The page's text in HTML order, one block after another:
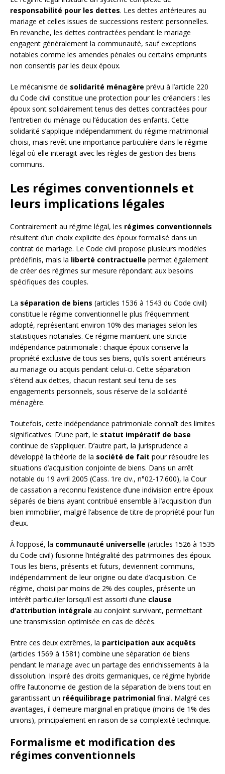
responsabilité pour les dettes. Les dettes antérieures au
mariage et celles issues de successions restent personnelles.
En revanche, les dettes contractées pendant le mariage
engagent généralement la communauté, sauf exceptions
notables comme les amendes pénales ou certains emprunts
non consentis par les deux époux.
Le mécanisme de solidarité ménagère prévu à l’article 220
du Code civil constitue une protection pour les créanciers : les
époux sont solidairement tenus des dettes contractées pour
l’entretien du ménage ou l’éducation des enfants. Cette
solidarité s’applique indépendamment du régime matrimonial
choisi, mais revêt une importance particulière dans le régime
légal où elle interagit avec les règles de gestion des biens
communs.
Les régimes conventionnels et
leurs implications légales
Contrairement au régime légal, les régimes conventionnels
résultent d’un choix explicite des époux formalisé dans un
contrat de mariage. Le Code civil propose plusieurs modèles
prédéfinis, mais la liberté contractuelle permet également
de créer des régimes sur mesure répondant aux besoins
spécifiques des couples.
La séparation de biens (articles 1536 à 1543 du Code civil)
constitue le régime conventionnel le plus fréquemment
adopté, représentant environ 10% des mariages selon les
statistiques notariales. Ce régime maintient une stricte
indépendance patrimoniale : chaque époux conserve la
propriété exclusive de tous ses biens, qu’ils soient antérieurs
au mariage ou acquis pendant celui-ci. Cette séparation
s’étend aux dettes, chacun restant seul tenu de ses
engagements personnels, sous réserve de la solidarité
ménagère.
Toutefois, cette indépendance patrimoniale connaît des limites
significatives. D’une part, le statut impératif de base
continue de s’appliquer. D’autre part, la jurisprudence a
développé la théorie de la société de fait pour résoudre les
situations d’acquisition conjointe de biens. Dans un arrêt
notable du 19 avril 2005 (Cass. 1re civ., n°02-17.600), la Cour
de cassation a reconnu l’existence d’une indivision entre époux
séparés de biens ayant contribué ensemble à l’acquisition d’un
bien immobilier, malgré l’absence de titre de propriété pour l’un
d’eux.
À l’opposé, la communauté universelle (articles 1526 à 1535
du Code civil) fusionne l’intégralité des patrimoines des époux.
Tous les biens, présents et futurs, deviennent communs,
indépendamment de leur origine ou date d’acquisition. Ce
régime, choisi par moins de 2% des couples, présente un
intérêt particulier lorsqu’il est assorti d’une clause
d’attribution intégrale au conjoint survivant, permettant
une transmission optimisée en cas de décès.
Entre ces deux extrêmes, la participation aux acquêts
(articles 1569 à 1581) combine une séparation de biens
pendant le mariage avec un partage des enrichissements à la
dissolution. Inspiré des droits germaniques, ce régime hybride
offre l’autonomie de gestion de la séparation de biens tout en
garantissant un rééquilibrage patrimonial final. Malgré ces
avantages, il demeure marginal en pratique (moins de 1% des
unions), principalement en raison de sa complexité technique.
Formalisme et modification des
régimes conventionnels